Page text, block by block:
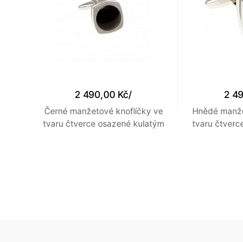
2 490,00 Kč/
Černé manžetové knoflíčky ve
tvaru čtverce osazené kulatým
2
Hnědé
tvaru